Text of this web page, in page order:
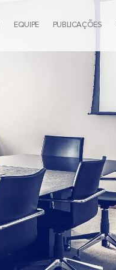
EQUIPE PUBLICAÇÕES